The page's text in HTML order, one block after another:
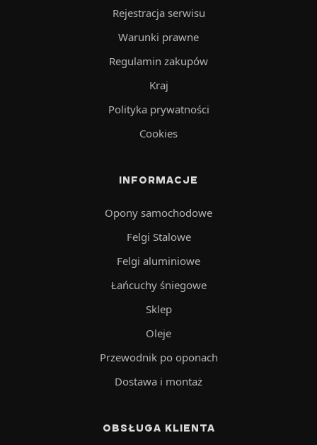
Rejestracja serwisu
Warunki prawne
Regulamin zakupów
Kraj
Polityka prywatności
Cookies
INFORMACJE
Opony samochodowe
Felgi Stalowe
Felgi aluminiowe
Łańcuchy śniegowe
Sklep
Oleje
Przewodnik po oponach
Dostawa i montaż
OBSŁUGA KLIENTA